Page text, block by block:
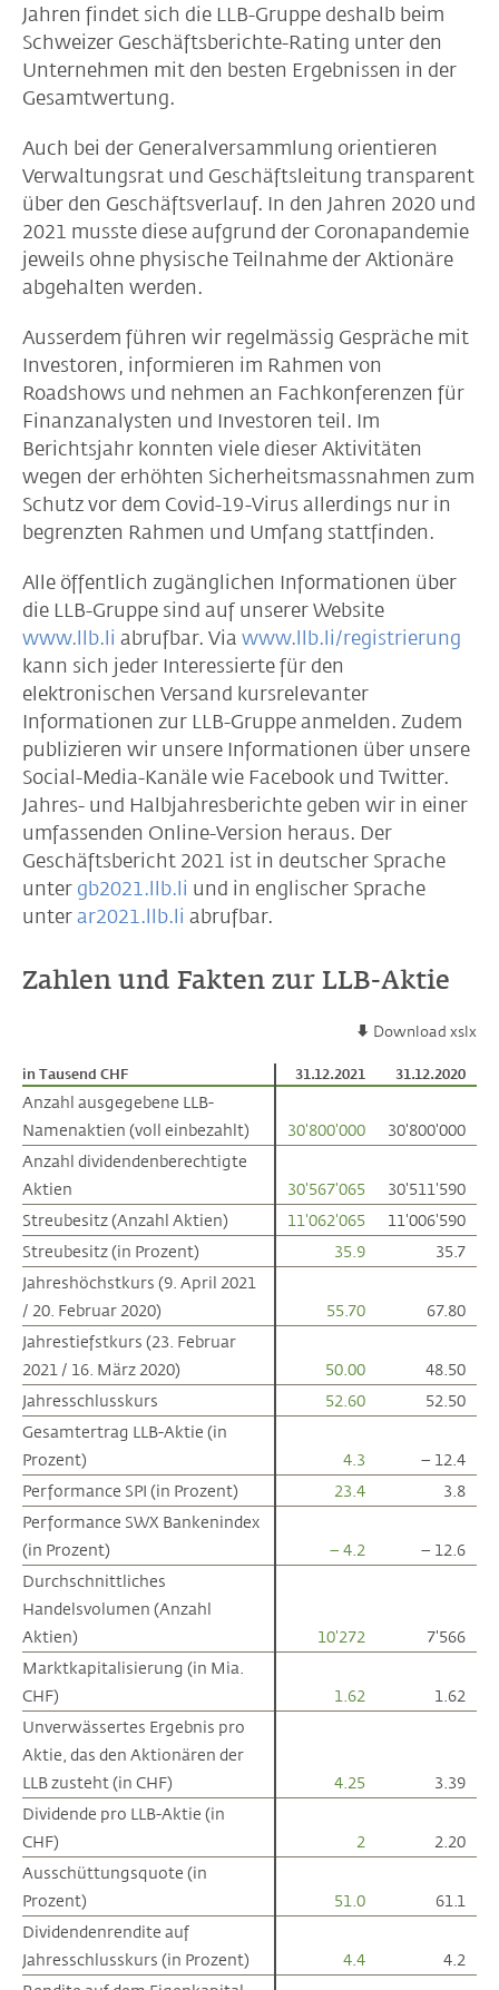
Jahren findet sich die LLB-Gruppe deshalb beim
Schweizer Geschäftsberichte-Rating unter den
Unternehmen mit den besten Ergebnissen in der
Gesamtwertung.
Auch bei der Generalversammlung orientieren
Verwaltungsrat und Geschäftsleitung transparent
über den Geschäftsverlauf. In den Jahren 2020 und
2021 musste diese aufgrund der Coronapandemie
jeweils ohne physische Teilnahme der Aktionäre
abgehalten werden.
Ausserdem führen wir regelmässig Gespräche mit
Investoren, informieren im Rahmen von
Roadshows und nehmen an Fachkonferenzen für
Finanzanalysten und Investoren teil. Im
Berichtsjahr konnten viele dieser Aktivitäten
wegen der erhöhten Sicherheitsmassnahmen zum
Schutz vor dem Covid-19-Virus allerdings nur in
begrenzten Rahmen und Umfang stattfinden.
Alle öffentlich zugänglichen Informationen über
die LLB-Gruppe sind auf unserer Website
www.llb.li abrufbar. Via www.llb.li/registrierung
kann sich jeder Interessierte für den
elektronischen Versand kursrelevanter
Informationen zur LLB-Gruppe anmelden. Zudem
publizieren wir unsere Informationen über unsere
Social-Media-Kanäle wie Facebook und Twitter.
Jahres- und Halbjahresberichte geben wir in einer
umfassenden Online-Version heraus. Der
Geschäftsbericht 2021 ist in deutscher Sprache
unter gb2021.llb.li und in englischer Sprache
unter ar2021.llb.li abrufbar.
Zahlen und Fakten zur LLB-Aktie
Download xslx
in Tausend CHF 31.12.2021 31.12.2020
Anzahl ausgegebene LLB-
Namenaktien (voll einbezahlt)
30'800'000
30'800'000
Anzahl dividendenberechtigte
Aktien
30'567'065
30'511'590
Streubesitz (Anzahl Aktien)
11'062'065
11'006'590
Streubesitz (in Prozent)
35.9
35.7
Jahreshöchstkurs (9. April 2021
/ 20. Februar 2020)
55.70
67.80
Jahrestiefstkurs (23. Februar
2021 / 16. März 2020)
50.00
48.50
Jahresschlusskurs
52.60
52.50
Gesamtertrag LLB-Aktie (in
Prozent)
4.3
– 12.4
Performance SPI (in Prozent)
23.4
3.8
Performance SWX Bankenindex
(in Prozent)
– 4.2
– 12.6
Durchschnittliches
Handelsvolumen (Anzahl
Aktien)
10'272
7'566
Marktkapitalisierung (in Mia.
CHF)
1.62
1.62
Unverwässertes Ergebnis pro
Aktie, das den Aktionären der
LLB zusteht (in CHF)
4.25
3.39
Dividende pro LLB-Aktie (in
CHF)
2
2.20
Ausschüttungsquote (in
Prozent)
51.0
61.1
Dividendenrendite auf
Jahresschlusskurs (in Prozent)
4.4
4.2
in Tausend CHF
Anzahl ausgegebene LLB-
Namenaktien (voll einbezahlt)
Anzahl dividendenberechtigte
Aktien
Streubesitz (Anzahl Aktien)
Streubesitz (in Prozent)
Jahreshöchstkurs (9. April 2021
/ 20. Februar 2020)
Jahrestiefstkurs (23. Februar
2021 / 16. März 2020)
Jahresschlusskurs
Gesamtertrag LLB-Aktie (in
Prozent)
Performance SPI (in Prozent)
Performance SWX Bankenindex
(in Prozent)
Durchschnittliches
Handelsvolumen (Anzahl
Aktien)
Marktkapitalisierung (in Mia.
CHF)
Unverwässertes Ergebnis pro
Aktie, das den Aktionären der
LLB zusteht (in CHF)
Dividende pro LLB-Aktie (in
CHF)
Ausschüttungsquote (in
Prozent)
Dividendenrendite auf
Jahresschlusskurs (in Prozent)